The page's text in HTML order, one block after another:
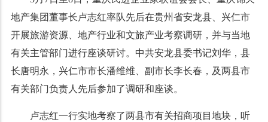
地产集团董事长卢志红率队先后在贵州省安龙县、兴仁市
开展旅游资源、地产行业和文旅产业考察调研，并与当地
有关主管部门进行座谈研讨。中共安龙县委书记刘华，县
长唐明永，兴仁市市长潘维维、副市长李长春，及两县市
有关部门负责人先后参加了调研和座谈。
卢志红一行实地考察了两县市有关招商项目地块，听